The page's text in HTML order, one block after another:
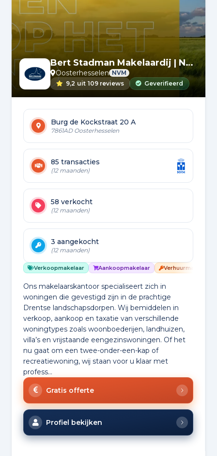
Bert Stadman Makelaardij | NVM
Oosterhesselen NVM
9,2 uit 109 reviews Geverifieerd
Burg de Kockstraat 20 A
7861AD Oosterhesselen
85 transacties
(12 maanden)
58 verkocht
(12 maanden)
3 aangekocht
(12 maanden)
Verkoopmakelaar Aankoopmakelaar Verhuurmakelaar
Ons makelaarskantoor specialiseert zich in
woningen die gevestigd zijn in de prachtige
Drentse landschapsdorpen. Wij bemiddelen in
verkoop, aankoop en taxatie van verschillende
woningtypes zoals woonboederijen, landhuizen,
villa’s en vrijstaande eengezinswoningen. Of het
nu gaat om een twee-onder-een-kap of
recreatiewoning, wij staan voor u klaar met
profess...
Gratis offerte
Profiel bekijken